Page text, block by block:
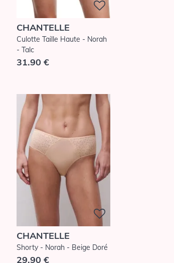
CHANTELLE
Culotte Taille Haute - Norah
- Talc
31.90 €
CHANTELLE
Shorty - Norah - Beige Doré
29.90 €